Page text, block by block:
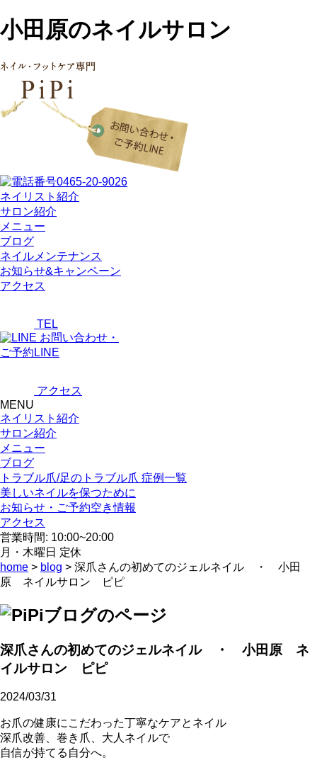
小田原のネイルサロン
ネイリスト紹介
サロン紹介
メニュー
ブログ
ネイルメンテナンス
お知らせ&キャンペーン
アクセス
TEL
お問い合わせ・
ご予約LINE
アクセス
MENU
ネイリスト紹介
サロン紹介
メニュー
ブログ
トラブル爪/足のトラブル爪 症例一覧
美しいネイルを保つために
お知らせ・ご予約空き情報
アクセス
営業時間: 10:00~20:00
月・木曜日 定休
home > blog > 深爪さんの初めてのジェルネイル ・ 小田
原 ネイルサロン ピピ
深爪さんの初めてのジェルネイル ・ 小田原 ネ
イルサロン ピピ
2024/03/31
お爪の健康にこだわった丁寧なケアとネイル
深爪改善、巻き爪、大人ネイルで
自信が持てる自分へ。